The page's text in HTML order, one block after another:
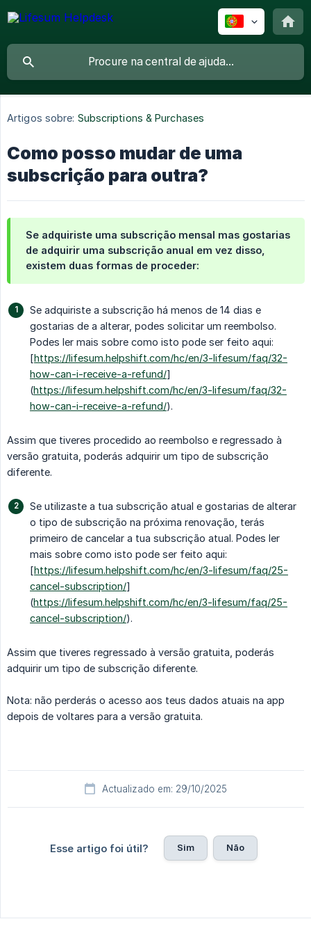
Artigos sobre: Subscriptions & Purchases
Como posso mudar de uma
subscrição para outra?
Se adquiriste uma subscrição mensal mas gostarias
de adquirir uma subscrição anual em vez disso,
existem duas formas de proceder:
Se adquiriste a subscrição há menos de 14 dias e
gostarias de a alterar, podes solicitar um reembolso.
Podes ler mais sobre como isto pode ser feito aqui:
[https://lifesum.helpshift.com/hc/en/3-lifesum/faq/32-
how-can-i-receive-a-refund/]
(https://lifesum.helpshift.com/hc/en/3-lifesum/faq/32-
how-can-i-receive-a-refund/).
Assim que tiveres procedido ao reembolso e regressado à
versão gratuita, poderás adquirir um tipo de subscrição
diferente.
Se utilizaste a tua subscrição atual e gostarias de alterar
o tipo de subscrição na próxima renovação, terás
primeiro de cancelar a tua subscrição atual. Podes ler
mais sobre como isto pode ser feito aqui:
[https://lifesum.helpshift.com/hc/en/3-lifesum/faq/25-
cancel-subscription/]
(https://lifesum.helpshift.com/hc/en/3-lifesum/faq/25-
cancel-subscription/).
Assim que tiveres regressado à versão gratuita, poderás
adquirir um tipo de subscrição diferente.
Nota: não perderás o acesso aos teus dados atuais na app
depois de voltares para a versão gratuita.
Actualizado em: 29/10/2025
Esse artigo foi útil? Sim Não